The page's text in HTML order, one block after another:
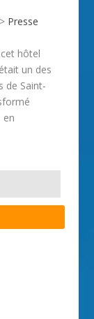
> Presse
hôtel
un des
de Saint-
en